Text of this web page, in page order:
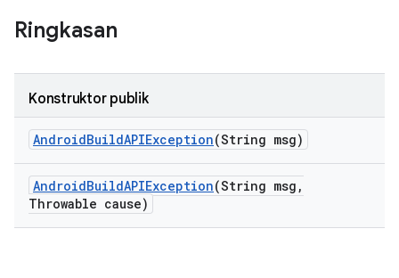
Ringkasan
Konstruktor publik
AndroidBuildAPIException(String msg)
AndroidBuildAPIException(String msg ,
Throwable cause)